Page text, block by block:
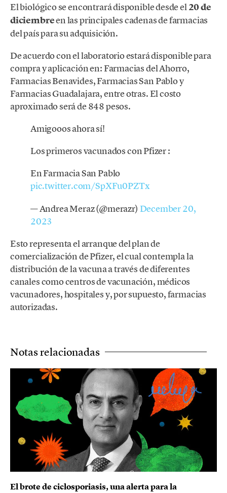
El biológico se encontrará disponible desde el20 de
diciembreen las principales cadenas de farmacias
del país para su adquisición.
De acuerdo con el laboratorio estará disponible para
compra y aplicación en: Farmacias del Ahorro,
Farmacias Benavides, Farmacias San Pablo y
Farmacias Guadalajara, entre otras. El costo
aproximado será de 848 pesos.
Amigooos ahora sí!
Los primeros vacunados con Pfizer :
En Farmacia San Pablo
pic.twitter.com/SpXFu0PZTx
— Andrea Meraz (@merazr) December 20,
2023
Esto representa el arranque del plan de
comercialización de Pfizer, el cual contempla la
distribución de la vacuna a través de diferentes
canales como centros de vacunación, médicos
vacunadores, hospitales y, por supuesto, farmacias
autorizadas.
Notas relacionadas
El brote de ciclosporiasis, una alerta para la